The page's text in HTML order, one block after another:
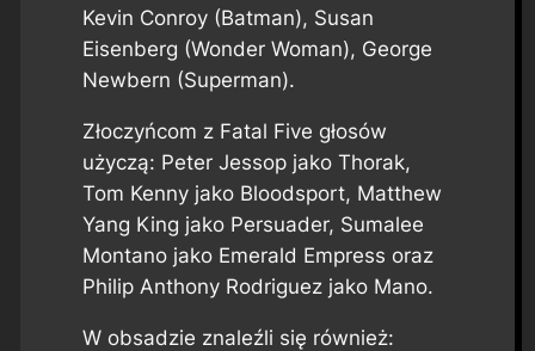
Kevin Conroy (Batman), Susan
Eisenberg (Wonder Woman), George
Newbern (Superman).
Złoczyńcom z Fatal Five głosów
użyczą: Peter Jessop jako Thorak,
Tom Kenny jako Bloodsport, Matthew
Yang King jako Persuader, Sumalee
Montano jako Emerald Empress oraz
Philip Anthony Rodriguez jako Mano.
W obsadzie znaleźli się również: